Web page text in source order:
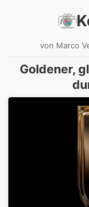
von Marco
Goldener,